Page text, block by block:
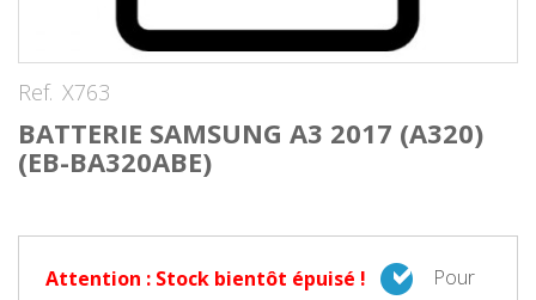
Ref. X763
BATTERIE SAMSUNG A3 2017 (A320)
(EB-BA320ABE)
Attention : Stock bientôt épuisé !
Pour